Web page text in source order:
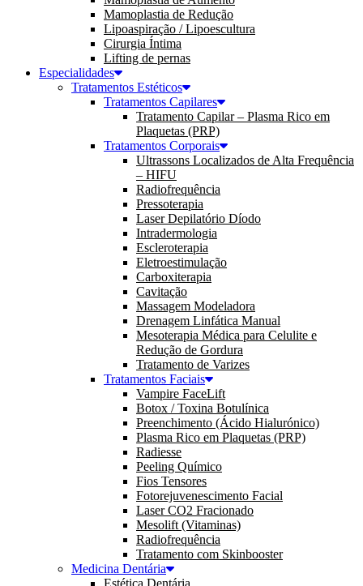
Mamoplastia de Redução
Lipoaspiração / Lipoescultura
Cirurgia Íntima
Lifting de pernas
Especialidades
Tratamentos Estéticos
Tratamentos Capilares
Tratamento Capilar – Plasma Rico em
Plaquetas (PRP)
Tratamentos Corporais
Ultrassons Localizados de Alta Frequência
– HIFU
Radiofrequência
Pressoterapia
Laser Depilatório Díodo
Intradermologia
Escleroterapia
Eletroestimulação
Carboxiterapia
Cavitação
Massagem Modeladora
Drenagem Linfática Manual
Mesoterapia Médica para Celulite e
Redução de Gordura
Tratamento de Varizes
Tratamentos Faciais
Vampire FaceLift
Botox / Toxina Botulínica
Preenchimento (Ácido Hialurónico)
Plasma Rico em Plaquetas (PRP)
Radiesse
Peeling Químico
Fios Tensores
Fotorejuvenescimento Facial
Laser CO2 Fracionado
Mesolift (Vitaminas)
Radiofrequência
Tratamento com Skinbooster
Medicina Dentária
Estética Dentária